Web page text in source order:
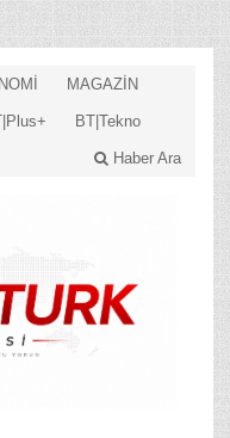
MAGAZİN
BT|Tekno
Haber Ara